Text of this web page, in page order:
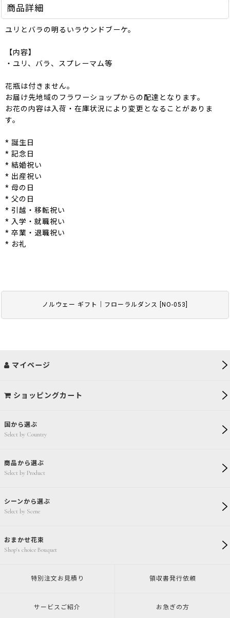
ノルウェー ギフト｜フローラルダンス NO-053
商品詳細
ユリとバラの明るいラウンドブーケ。
【内容】
・ユリ、バラ、スプレーマム等
花瓶は付きません。
お届け先地域のフラワーショップからの配達となります。
お花の内容は入荷・在庫状況により変更となることがありま
す。
* 誕生日
* 記念日
* 結婚祝い
* 出産祝い
* 母の日
* 父の日
* 引越・移転祝い
* 入学・就職祝い
* 卒業・退職祝い
* お礼
国から選ぶ
Select by Country
商品から選ぶ
Select by Product
シーンから選ぶ
Select by Scene
おまかせ花束
Shop's choice Bouquet
マイページ
ショッピングカート
特別注文 お見積り 領収書発行依頼
サービスご紹介 お急ぎの方